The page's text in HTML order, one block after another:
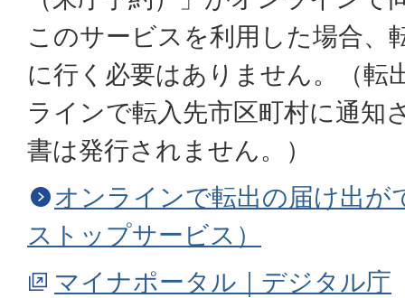
このサービスを利用した場合、
に行く必要はありません。（転
ラインで転入先市区町村に通知
書は発行されません。）
オンラインで転出の届け出が
ストップサービス）
マイナポータル｜デジタル庁